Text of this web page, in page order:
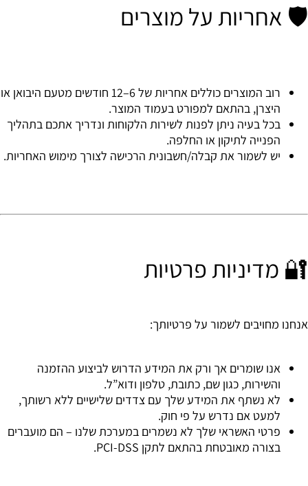
🛡 אחריות על מוצרים
רוב המוצרים כוללים אחריות של 6–12 חודשים
מטעם היבואן או
היצרן, בהתאם למפורט בעמוד המוצר.
בכל בעיה ניתן לפנות לשירות הלקוחות ונדריך אתכם בתהליך
הפנייה לתיקון או החלפה.
יש לשמור את קבלה/חשבונית הרכישה לצורך מימוש האחריות.
🔐 מדיניות פרטיות
אנחנו מחויבים לשמור על פרטיותך:
אנו שומרים אך ורק את המידע הדרוש לביצוע ההזמנה
והשירות, כגון שם, כתובת, טלפון ודוא”ל.
לא נשתף את המידע שלך עם צדדים שלישיים ללא רשותך,
למעט אם נדרש על פי חוק.
פרטי האשראי שלך לא נשמרים במערכת שלנו – הם מועברים
בצורה מאובטחת בהתאם לתקן PCI-DSS.